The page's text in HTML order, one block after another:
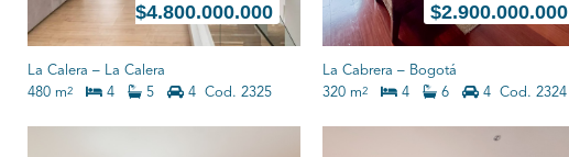
$4.800.000.000
La Calera – La Calera
480 m2 4 5 4 Cod. 2325
$2.900.000.000
La Cabrera – Bogotá
320 m2 4 6 4Cod. 2324